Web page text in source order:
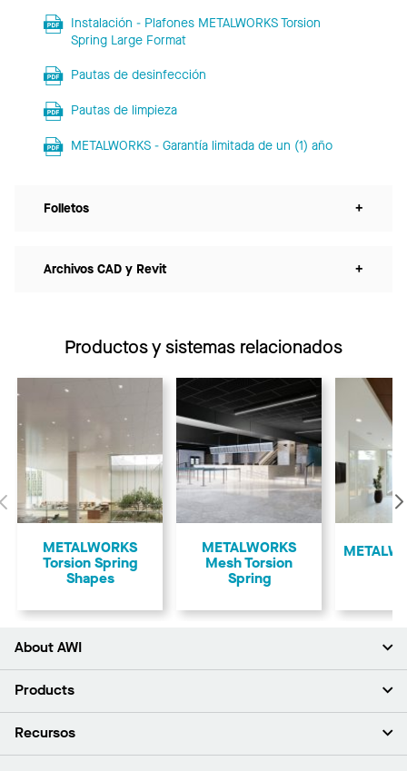
Instalación - Plafones METALWORKS Torsion
Spring Large Format
Pautas de desinfección
Pautas de limpieza
METALWORKS - Garantía limitada de un (1) año
Folletos +
Archivos CAD y Revit +
Productos y sistemas relacionados
Anterior
METALWORKS
Torsion Spring
Shapes
METALWORKS
Mesh Torsion
Spring
About AWI
Acerca de nosotros
Sala de prensa
Sustentabilidad
Products
Plafones
Recursos